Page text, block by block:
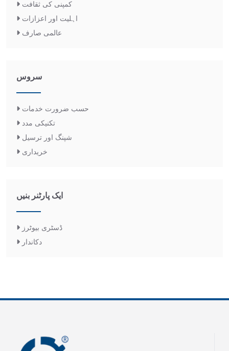
کمپنی کی ثقافت
اہلیت اور اعزازات
عالمی صارف
سروس
حسب ضرورت خدمات
تکنیکی مدد
شپنگ اور ترسیل
خریداری
ایک پارٹنر بنیں
ڈسٹری بیوٹرز
دکاندار